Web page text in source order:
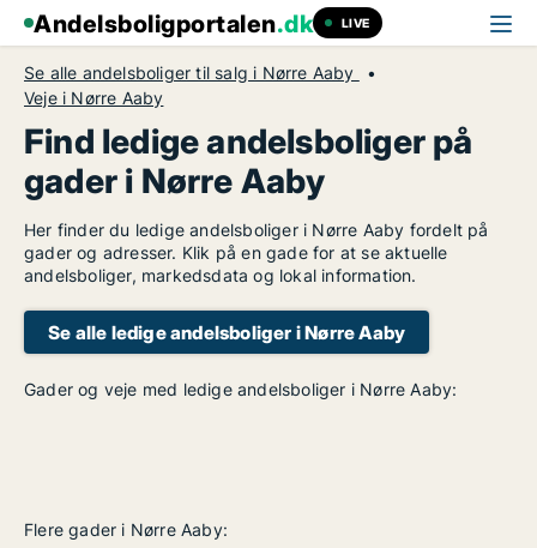
Andelsboligportalen.dk LIVE
Se alle andelsboliger til salg i Nørre Aaby
Veje i Nørre Aaby
Find ledige andelsboliger på
gader i Nørre Aaby
Her finder du ledige andelsboliger i Nørre Aaby fordelt på
gader og adresser. Klik på en gade for at se aktuelle
andelsboliger, markedsdata og lokal information.
Se alle ledige andelsboliger i Nørre Aaby
Gader og veje med ledige andelsboliger i Nørre Aaby:
Flere gader i Nørre Aaby: